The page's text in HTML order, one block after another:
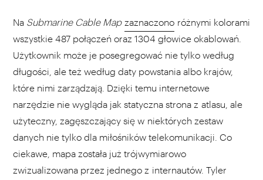
Na Submarine Cable Map zaznaczono różnymi kolorami
wszystkie 487 połączeń oraz 1304 głowice okablowań.
Użytkownik może je posegregować nie tylko według
długości, ale też według daty powstania albo krajów,
które nimi zarządzają. Dzięki temu internetowe
narzędzie nie wygląda jak statyczna strona z atlasu, ale
użyteczny, zagęszczający się w niektórych zestaw
danych nie tylko dla miłośników telekomunikacji. Co
ciekawe, mapa została już trójwymiarowo
zwizualizowana przez jednego z internautów. Tyler